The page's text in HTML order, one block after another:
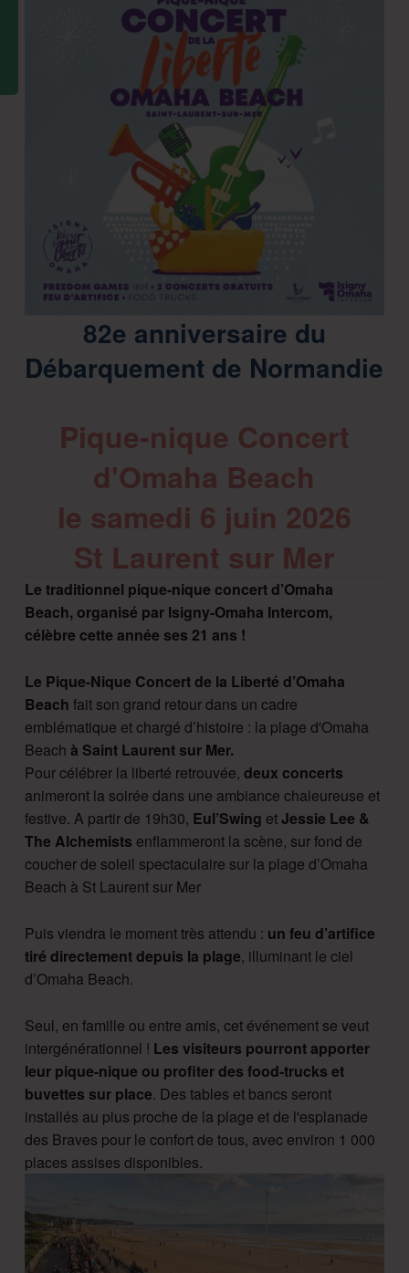
82e anniversaire du
Débarquement de Normandie
Pique-nique Concert
d'Omaha Beach
le samedi 6 juin 2026
St Laurent sur Mer
Le traditionnel pique-nique concert d’Omaha
Beach, organisé par Isigny-Omaha Intercom,
célèbre cette année ses 21 ans !
Le Pique-Nique Concert de la Liberté d’Omaha
Beach fait son grand retour dans un cadre
emblématique et chargé d’histoire : la plage d'Omaha
Beach à Saint Laurent sur Mer.
Pour célébrer la liberté retrouvée, deux concerts
animeront la soirée dans une ambiance chaleureuse et
festive. A partir de 19h30, Eul’Swing etJessie Lee &
The Alchemists enflammeront la scène, sur fond de
coucher de soleil spectaculaire sur la plage d’Omaha
Beach à St Laurent sur Mer
Puis viendra le moment très attendu : un feu d’artifice
tiré directement depuis la plage, illuminant le ciel
d’Omaha Beach.
Seul, en famille ou entre amis, cet événement se veut
intergénérationnel ! Les visiteurs pourront apporter
leur pique-nique ou profiter des food-trucks et
buvettes sur place. Des tables et bancs seront
installés au plus proche de la plage et de l'esplanade
des Braves pour le confort de tous, avec environ 1 000
places assises disponibles.